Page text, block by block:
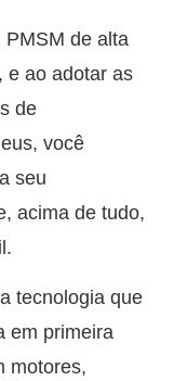
de alta
e ao adotar as
de
você
seu
acima de tudo,
tecnologia que
em primeira
motores,